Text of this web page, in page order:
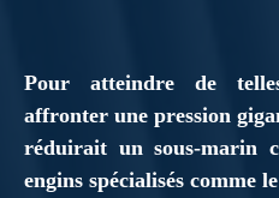
Pour atteindre de
affronter une pression
réduirait un sous-marin
engins spécialisés comme